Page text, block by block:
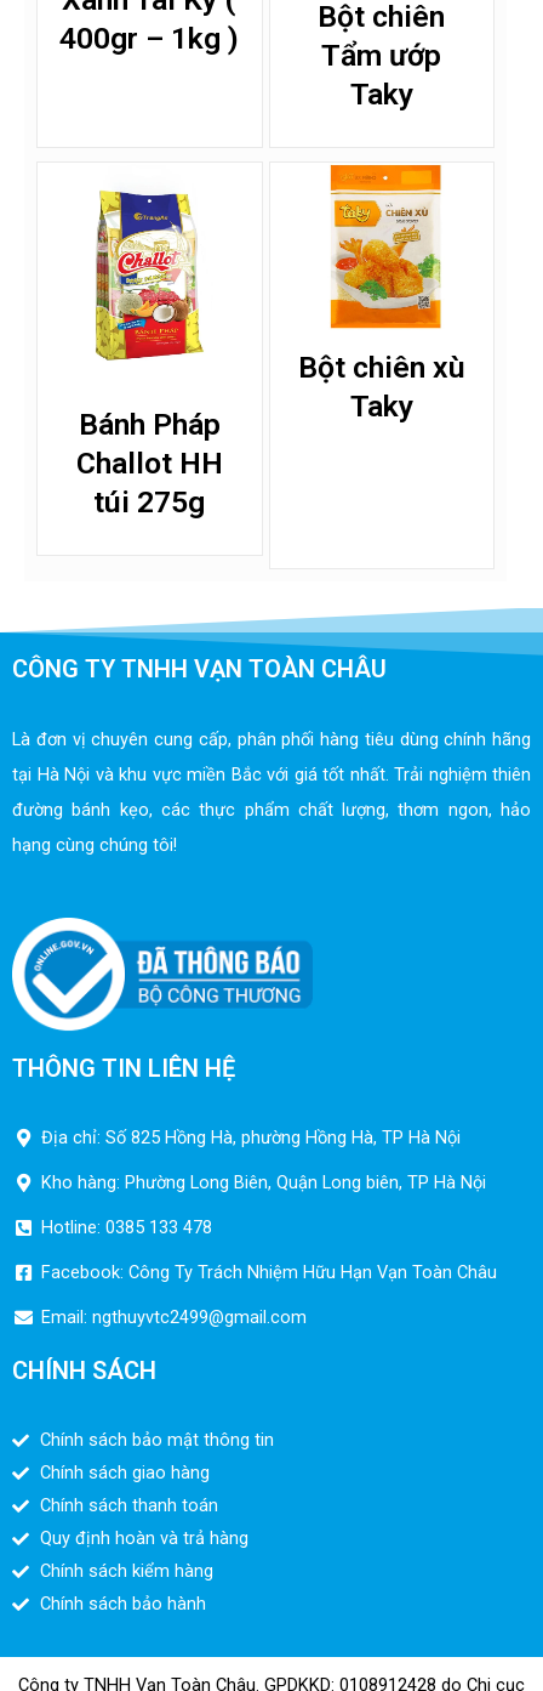
400gr – 1kg )
Bột chiên
Tẩm ướp
Taky
Bánh Pháp
Challot HH
túi 275g
Bột chiên xù
Taky
CÔNG TY TNHH VẠN TOÀN CHÂU
Là đơn vị chuyên cung cấp, phân phối hàng tiêu dùng chính hãng
tại Hà Nội và khu vực miền Bắc với giá tốt nhất. Trải nghiệm thiên
đường bánh kẹo, các thực phẩm chất lượng, thơm ngon, hảo
hạng cùng chúng tôi!
THÔNG TIN LIÊN HỆ
Địa chỉ: Số 825 Hồng Hà, phường Hồng Hà, TP Hà Nội
Kho hàng: Phường Long Biên, Quận Long biên, TP Hà Nội
Hotline: 0385 133 478
Facebook: Công Ty Trách Nhiệm Hữu Hạn Vạn Toàn Châu
Email: ngthuyvtc2499@gmail.com
CHÍNH SÁCH
Chính sách bảo mật thông tin
Chính sách giao hàng
Chính sách thanh toán
Quy định hoàn và trả hàng
Chính sách kiểm hàng
Chính sách bảo hành
Công ty TNHH Vạn Toàn Châu. GPDKKD: 0108912428 do Chi cục